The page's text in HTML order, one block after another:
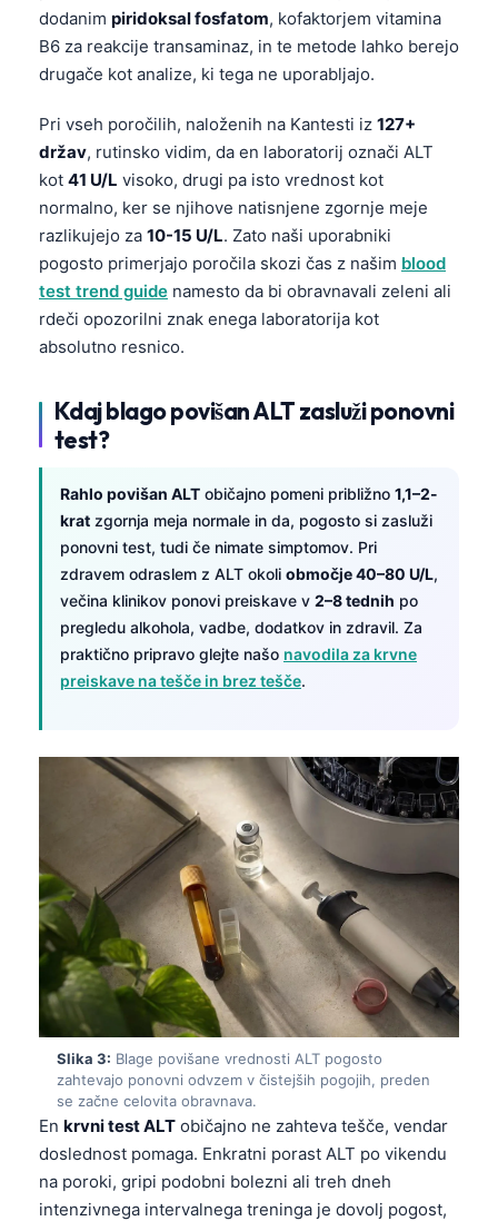
dodanim piridoksal fosfatom, kofaktorjem vitamina
B6 za reakcije transaminaz, in te metode lahko berejo
drugače kot analize, ki tega ne uporabljajo.
Pri vseh poročilih, naloženih na Kantesti iz 127+
držav, rutinsko vidim, da en laboratorij označi ALT
kot 41 U/L visoko, drugi pa isto vrednost kot
normalno, ker se njihove natisnjene zgornje meje
razlikujejo za 10-15 U/L. Zato naši uporabniki
pogosto primerjajo poročila skozi čas z našim blood
test trend guide namesto da bi obravnavali zeleni ali
rdeči opozorilni znak enega laboratorija kot
absolutno resnico.
Kdaj blago povišan ALT zasluži ponovni
test?
Rahlo povišan ALT običajno pomeni približno 1,1–2-
krat zgornja meja normale in da, pogosto si zasluži
ponovni test, tudi če nimate simptomov. Pri
zdravem odraslem z ALT okoli območje 40–80 U/L,
večina klinikov ponovi preiskave v 2–8 tednih po
pregledu alkohola, vadbe, dodatkov in zdravil. Za
praktično pripravo glejte našo navodila za krvne
preiskave na tešče in brez tešče.
Slika 3: Blage povišane vrednosti ALT pogosto
zahtevajo ponovni odvzem v čistejših pogojih, preden
se začne celovita obravnava.
En krvni test ALT običajno ne zahteva tešče, vendar
doslednost pomaga. Enkratni porast ALT po vikendu
na poroki, gripi podobni bolezni ali treh dneh
intenzivnega intervalnega treninga je dovolj pogost,